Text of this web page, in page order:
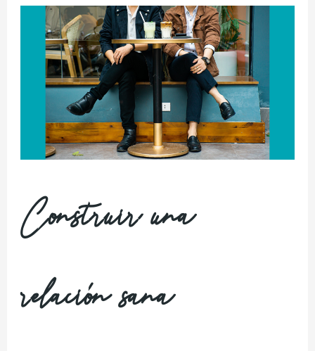
Construir una
relación sana